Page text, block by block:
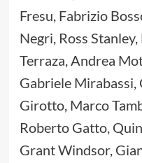
Fresu, Fabrizio
Negri, Ross
Terraza, Andrea
Gabriele
Girotto, Marco
Roberto Gatto,
Grant Windsor,